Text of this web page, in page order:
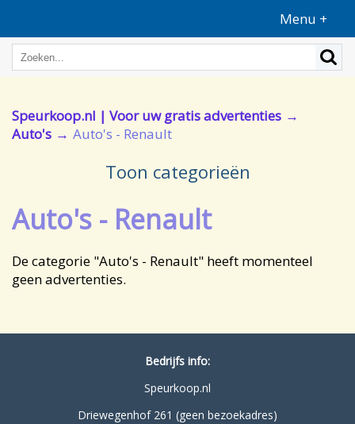
Menu +
Speurkoop.nl | Voor uw gratis advertenties
Auto's
Auto's - Renault
Toon categorieën
Auto's - Renault
De categorie "Auto's - Renault" heeft momenteel
geen advertenties.
Bedrijfs info:
Speurkoop.nl
Driewegenhof 261 (geen bezoekadres)